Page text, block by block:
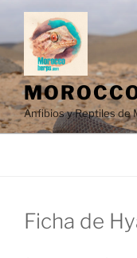
Saltar
contenido
Anfibios y Reptiles de
Ficha de